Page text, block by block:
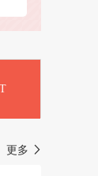
更多